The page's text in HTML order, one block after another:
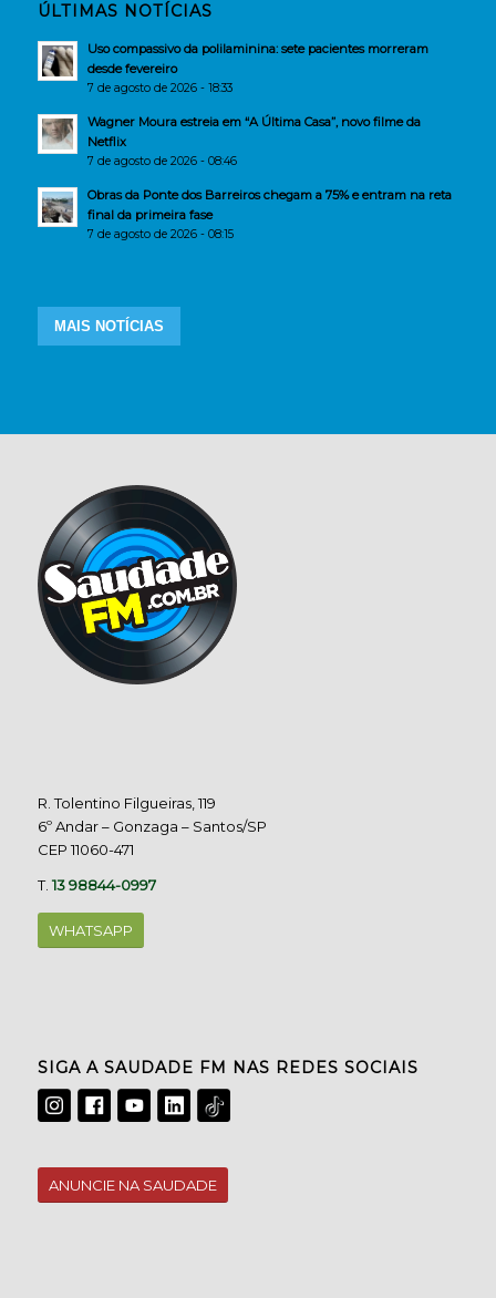
ÚLTIMAS NOTÍCIAS
Uso compassivo da polilaminina: sete pacientes morreram
desde fevereiro
7 de agosto de 2026 - 18:33
Wagner Moura estreia em “A Última Casa”, novo filme da
Netflix
7 de agosto de 2026 - 08:46
Obras da Ponte dos Barreiros chegam a 75% e entram na reta
final da primeira fase
7 de agosto de 2026 - 08:15
MAIS NOTÍCIAS
R. Tolentino Filgueiras, 119
6º Andar – Gonzaga – Santos/SP
CEP 11060-471
T.13 98844-0997
WHATSAPP
SIGA A SAUDADE FM NAS REDES SOCIAIS
ANUNCIE NA SAUDADE